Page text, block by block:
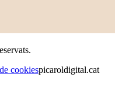
.
cookiespicaroldigital.cat